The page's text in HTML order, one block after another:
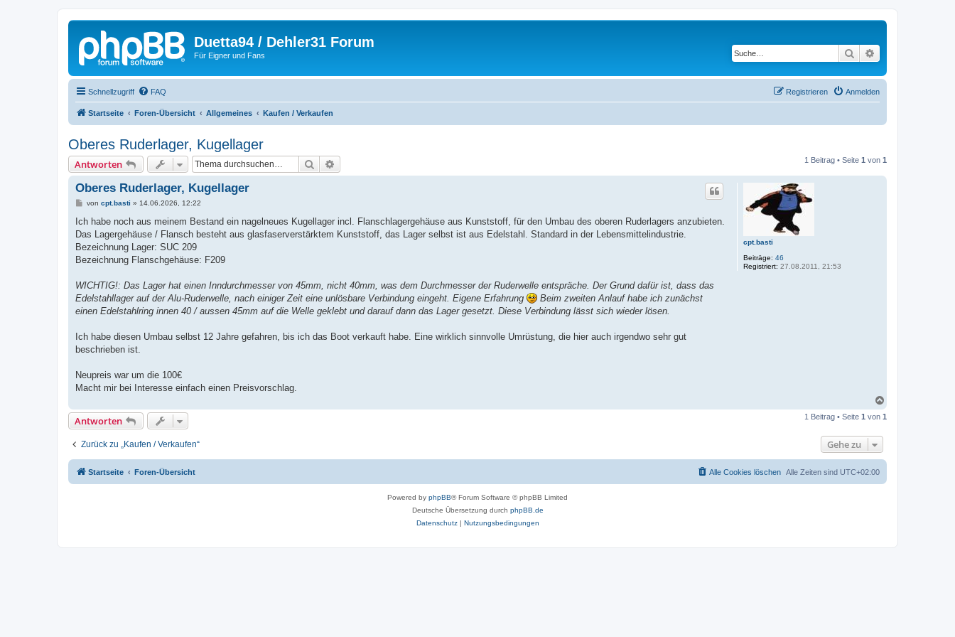
Duetta94 / Dehler31 Forum
Für Eigner und Fans Suche
Schnellzugriff FAQ Anmelden
Registrieren
Startseite Foren-Übersicht Allgemeines Kaufen / Verkaufen
Oberes Ruderlager, Kugellager
Antworten Suche 1 Beitrag • Seite 1 von 1
cpt.basti
Beiträge: 46
Registriert: 27.08.2011, 21:53
Oberes Ruderlager, Kugellager
B
i
r
a
von cpt.basti » 14.06.2026, 12:22
Ich habe noch aus meinem Bestand ein nagelneues Kugellager incl. Flanschlagergehäuse aus Kunststoff, für den Umbau des oberen Ruderlagers anzubieten.
Das Lagergehäuse / Flansch besteht aus glasfaserverstärktem Kunststoff, das Lager selbst ist aus Edelstahl. Standard in der Lebensmittelindustrie.
Bezeichnung Lager: SUC 209
Bezeichnung Flanschgehäuse: F209
WICHTIG!: Das Lager hat einen Inndurchmesser von 45mm, nicht 40mm, was dem Durchmesser der Ruderwelle entspräche. Der Grund dafür ist, dass das
Edelstahllager auf der Alu-Ruderwelle, nach einiger Zeit eine unlösbare Verbindung eingeht. Eigene Erfahrung
Beim zweiten Anlauf habe ich zunächst
einen Edelstahlring innen 40 / aussen 45mm auf die Welle geklebt und darauf dann das Lager gesetzt. Diese Verbindung lässt sich wieder lösen.
Ich habe diesen Umbau selbst 12 Jahre gefahren, bis ich das Boot verkauft habe. Eine wirklich sinnvolle Umrüstung, die hier auch irgendwo sehr gut
beschrieben ist.
Neupreis war um die 100€
Macht mir bei Interesse einfach einen Preisvorschlag.
c
Antworten 1 Beitrag • Seite 1 von 1
Zurück zu „Kaufen / Verkaufen“ Gehe zu
Startseite Foren-Übersicht Alle Zeiten sind UTC+02:00
Alle Cookies löschen
Powered by phpBB® Forum Software © phpBB Limited
Deutsche Übersetzung durch phpBB.de
Datenschutz| Nutzungsbedingungen